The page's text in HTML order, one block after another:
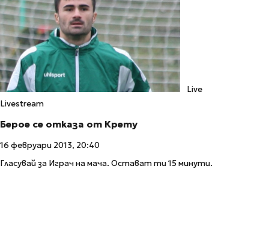
Live
Livestream
Берое се отказа от Крету
16 февруари 2013, 20:40
Гласувай за Играч на мача. Остават ти 15 минути.